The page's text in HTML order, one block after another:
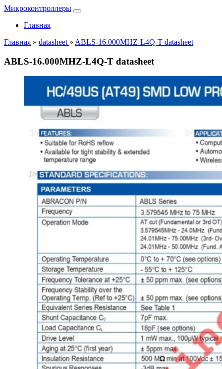
Микроконтроллеры
Главная
Главная » datasheet » ABLS-16.000MHZ-L4Q-T datasheet
ABLS-16.000MHZ-L4Q-T datasheet